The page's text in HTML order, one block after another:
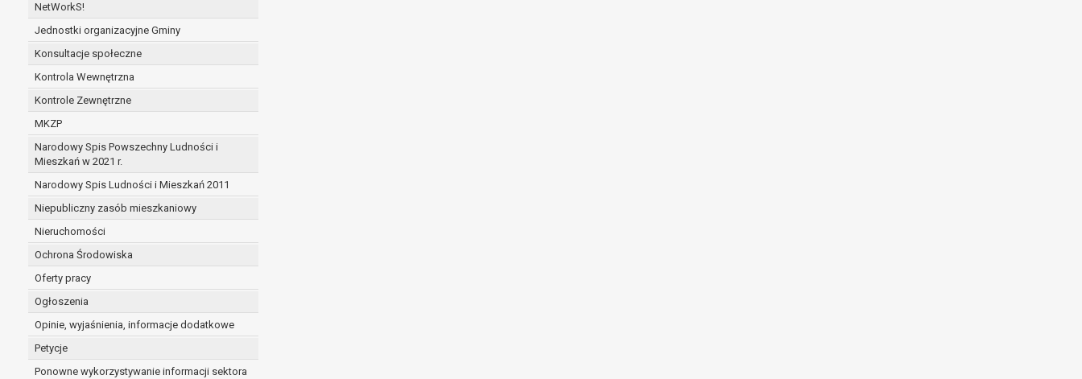
NetWorkS!
Jednostki organizacyjne Gminy
Konsultacje społeczne
Kontrola Wewnętrzna
Kontrole Zewnętrzne
MKZP
Narodowy Spis Powszechny Ludności i
Mieszkań w 2021 r.
Narodowy Spis Ludności i Mieszkań 2011
Niepubliczny zasób mieszkaniowy
Nieruchomości
Ochrona Środowiska
Oferty pracy
Ogłoszenia
Opinie, wyjaśnienia, informacje dodatkowe
Petycje
Ponowne wykorzystywanie informacji sektora